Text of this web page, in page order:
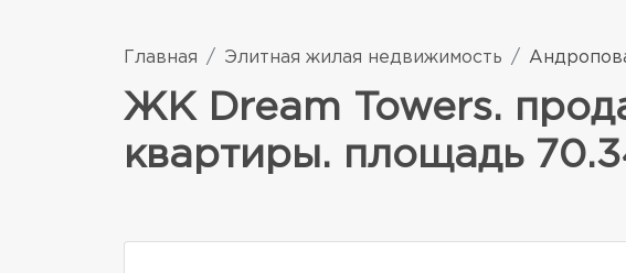
Главная Элитная жилая недвижимость
ЖК Dream Towers.
квартиры. площадь